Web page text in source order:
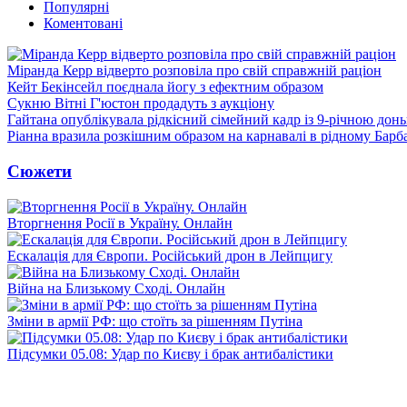
Популярні
Коментовані
Міранда Керр відверто розповіла про свій справжній раціон
Кейт Бекінсейл поєднала йогу з ефектним образом
Сукню Вітні Г'юстон продадуть з аукціону
Гайтана опублікувала рідкісний сімейний кадр із 9-річною
Ріанна вразила розкішним образом на карнавалі в рідному
Сюжети
Вторгнення Росії в Україну. Онлайн
Ескалація для Європи. Російський дрон в Лейпцигу
Війна на Близькому Сході. Онлайн
Зміни в армії РФ: що стоїть за рішенням Путіна
Підсумки 05.08: Удар по Києву і брак антибалістики